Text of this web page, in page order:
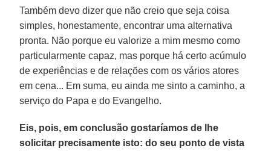
Também devo dizer que não creio que seja coisa
simples, honestamente, encontrar uma alternativa
pronta. Não porque eu valorize a mim mesmo como
particularmente capaz, mas porque há certo acúmulo
de experiências e de relações com os vários atores
em cena... Em suma, eu ainda me sinto a caminho, a
serviço do Papa e do Evangelho.
Eis, pois, em conclusão gostaríamos de lhe
solicitar precisamente isto: do seu ponto de vista